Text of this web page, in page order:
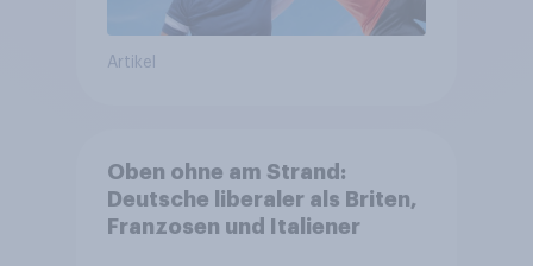
Artikel
Oben ohne am Strand:
Deutsche liberaler als Briten,
Franzosen und Italiener